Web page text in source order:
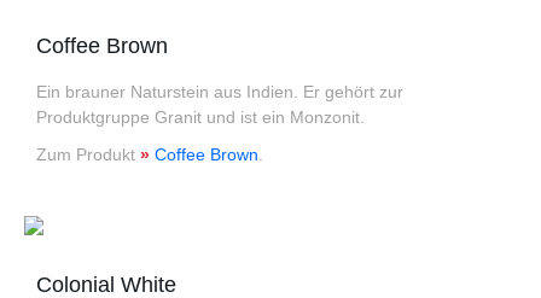
Coffee Brown
Ein brauner Naturstein aus Indien. Er gehört zur
Produktgruppe Granit und ist ein Monzonit.
Zum Produkt » Coffee Brown
Colonial White